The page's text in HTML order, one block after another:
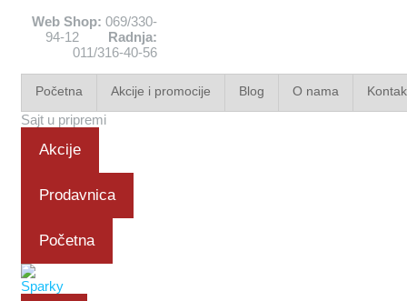
Web Shop: 069/330-
94-12 Radnja:
011/316-40-56
Početna Akcije i promocije Blog O nama
Sajt u pripremi
Akcije
Prodavnica
Početna